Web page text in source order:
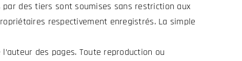
des tiers sont soumises sans restriction aux
respectivement enregistrés. La simple
des pages. Toute reproduction ou